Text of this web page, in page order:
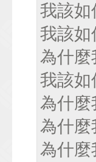
我該如
我該如
為什麼
我該如
為什麼
為什麼
為什麼